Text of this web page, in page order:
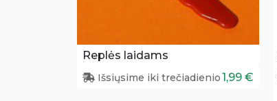
Replės laidams
Išsiųsime iki trečiadienio1,99 €